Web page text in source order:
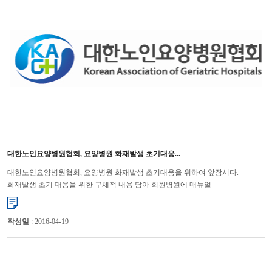
대한노인요양병원협회, 요양병원 화재발생 초기대응...
대한노인요양병원협회, 요양병원 화재발생 초기대응을 위하여 앞장서다.
화재발생 초기 대응을 위한 구체적 내용 담아 회원병원에 매뉴얼
배포 대한노인요양병원협회(회장 윤해영)는 장성의 요양병원 방화사고를 계기...
작성일 : 2016-04-19